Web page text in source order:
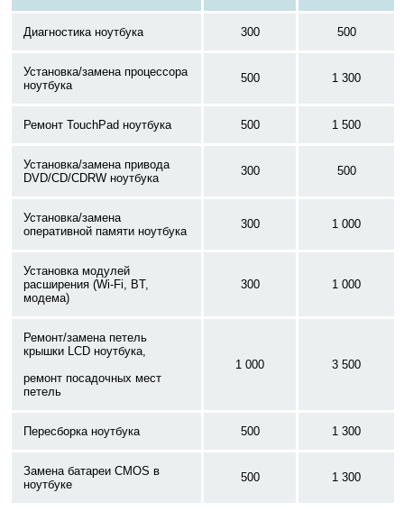
Диагностика ноутбука 300 500
Установка/замена процессора
ноутбука
500 1 300
Ремонт TouchPad ноутбука 500 1 500
Установка/замена привода
DVD/CD/CDRW ноутбука
300 500
Установка/замена
оперативной памяти ноутбука
300 1 000
Установка модулей
расширения (Wi-Fi, BT,
модема)
300 1 000
Ремонт/замена петель
крышки LCD ноутбука,
ремонт посадочных мест
петель
1 000 3 500
Пересборка ноутбука 500 1 300
Замена батареи CMOS в
ноутбуке
500 1 300